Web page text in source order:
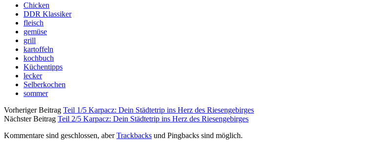
Chicken
DDR Klassiker
fleisch
gemüse
grill
kartoffeln
kochbuch
Küchentipps
lecker
Selberkochen
sommer
Vorheriger Beitrag Teil 1/5 Karpacz: Dein Städtetrip ins Herz des Riesengebirges
Nächster Beitrag Teil 2/5 Karpacz: Dein Städtetrip ins Herz des Riesengebirges
Kommentare sind geschlossen, aberTrackbacks und Pingbacks sind möglich.